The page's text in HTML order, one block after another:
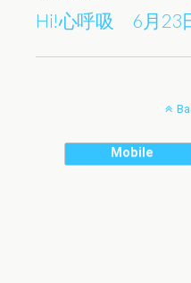
Hi!心呼吸 6月23
Mobile